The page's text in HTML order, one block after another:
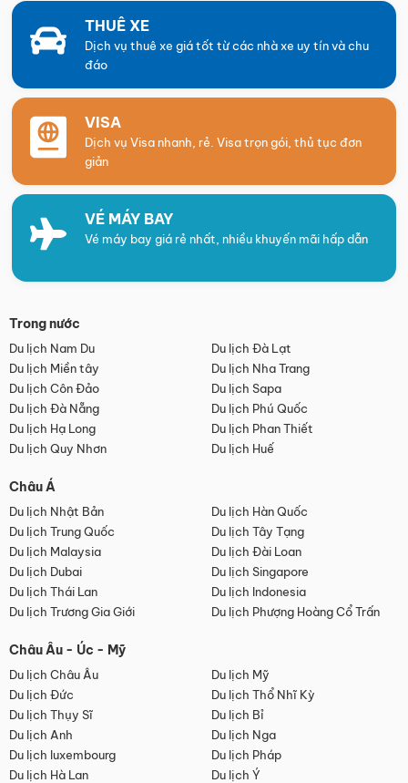
THUÊ XE
Dịch vụ thuê xe giá tốt từ các nhà xe uy tín và chu
đáo
VISA
Dịch vụ Visa nhanh, rẻ. Visa trọn gói, thủ tục đơn
giản
VÉ MÁY BAY
Vé máy bay giá rẻ nhất, nhiều khuyến mãi hấp dẫn
Trong nước
Du lịch Nam Du
Du lịch Đà Lạt
Du lịch Miền tây
Du lịch Nha Trang
Du lịch Côn Đảo
Du lịch Sapa
Du lịch Đà Nẵng
Du lịch Phú Quốc
Du lịch Hạ Long
Du lịch Phan Thiết
Du lịch Quy Nhơn
Du lịch Huế
Châu Á
Du lịch Nhật Bản
Du lịch Hàn Quốc
Du lịch Trung Quốc
Du lịch Tây Tạng
Du lịch Malaysia
Du lịch Đài Loan
Du lịch Dubai
Du lịch Singapore
Du lịch Thái Lan
Du lịch Indonesia
Du lịch Trương Gia Giới
Du lịch Phượng Hoàng Cổ Trấn
Châu Âu - Úc - Mỹ
Du lịch Châu Âu
Du lịch Mỹ
Du lịch Đức
Du lịch Thổ Nhĩ Kỳ
Du lịch Thụy Sĩ
Du lịch Bỉ
Du lịch Anh
Du lịch Nga
Du lịch luxembourg
Du lịch Pháp
Du lịch Hà Lan
Du lịch Ý